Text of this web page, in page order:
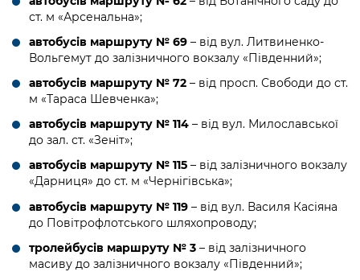
ст. м «Арсенальна»;
автобусів маршруту № 69 – від вул. Литвиненко-
Вольгемут до залізничного вокзалу «Південний»;
автобусів маршруту № 72 – від просп. Свободи до ст.
м «Тараса Шевченка»;
автобусів маршруту № 114 – від вул. Милославської
до зал. ст. «Зеніт»;
автобусів маршруту № 115 – від залізничного вокзалу
«Дарниця» до ст. м «Чернігівська»;
автобусів маршруту № 119 – від вул. Василя Касіяна
до Повітрофлотського шляхопроводу;
тролейбусів маршруту № 3 – від залізничного
масиву до залізничного вокзалу «Південний»;